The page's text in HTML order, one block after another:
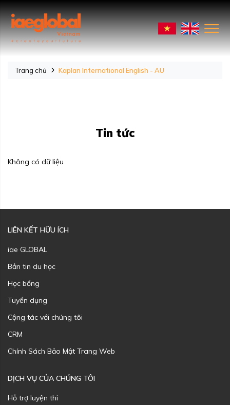
Trang chủ Kaplan International English - AU
Tin tức
Không có dữ liệu
LIÊN KẾT HỮU ÍCH
iae GLOBAL
Bản tin du học
Học bổng
Tuyển dụng
Cộng tác với chúng tôi
CRM
Chính Sách Bảo Mật Trang Web
DỊCH VỤ CỦA CHÚNG TÔI
Hỗ trợ luyện thi